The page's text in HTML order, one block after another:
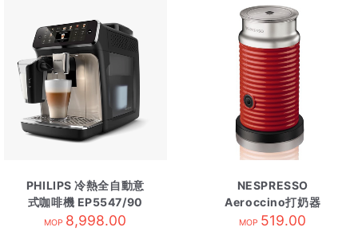
PHILIPS 冷熱全自動意
式咖啡機 EP5547/90
MOP 8,998.00
NESPRESSO
Aeroccino打奶器
3594-SG-RE紅
MOP 519.00